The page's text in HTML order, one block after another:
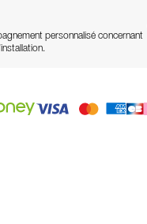
personnalisé concernant